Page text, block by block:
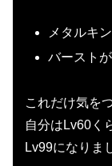
メタルキ
バースト
これだけ気を
自分はLv60く
Lv99になりま